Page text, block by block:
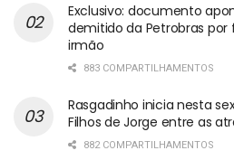
Exclusivo: documento
demitido da Petrobras
irmão
883 COMPARTILHAMENTOS
Rasgadinho inicia nesta
Filhos de Jorge entre as
882 COMPARTILHAMENTOS